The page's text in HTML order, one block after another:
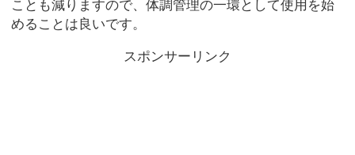
ことも減りますので、体調管理の一環として使用を始
めることは良いです。
スポンサーリンク